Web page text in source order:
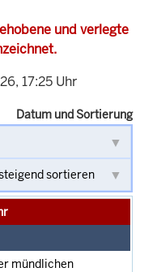
und verlegte
17:25 Uhr
Datum und Sortierung
mündlichen